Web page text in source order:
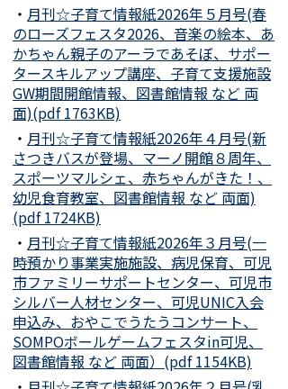
・ 月刊☆子育て情報紙2026年５月号(春
のローズフェスタ2026、音楽の絵本、あ
かちゃん親子のアーラであそぼ、サポー
タースキルアップ講座、子育て支援施設
GW期間開館情報、図書館情報 など 両
面)(pdf 1763KB)
・ 月刊☆子育て情報紙2026年４月号(新
さつきバスが登場、マーノ開館８周年、
スポーツマルシェ、赤ちゃんがきた！、
幼児食育教室、図書館情報 など 両面)
(pdf 1724KB)
・ 月刊☆子育て情報紙2026年３月号(一
時預かり事業実施施設、病児保育、可児
市ファミリーサポートセンター、可児市
シルバー人材センター、可児UNIC入会
申込み、おやこでうたうコンサート、
SOMPOボールゲームフェスタin可児、
図書館情報 など 両面）(pdf 1154KB)